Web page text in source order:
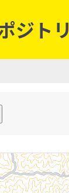
ジトリ